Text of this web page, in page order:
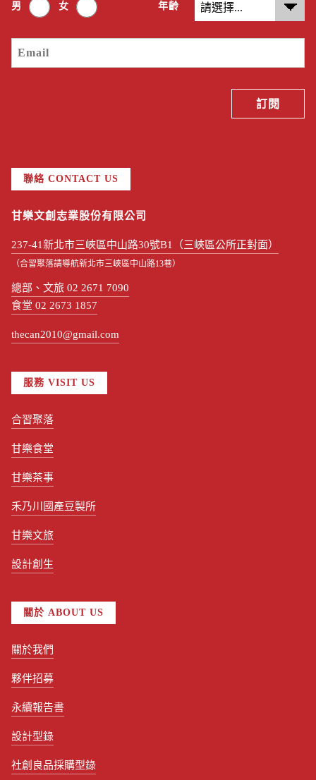
男 女 年齡
聯絡 CONTACT US
甘樂文創志業股份有限公司
237-41新北市三峽區中山路30號B1（三峽區公所正對面）
（合習聚落請導航新北市三峽區中山路13巷）
總部、文旅 02 2671 7090
食堂 02 2673 1857
thecan2010@gmail.com
服務 VISIT US
合習聚落
甘樂食堂
甘樂茶事
禾乃川國產豆製所
甘樂文旅
設計創生
關於 ABOUT US
關於我們
夥伴招募
永續報告書
設計型錄
社創良品採購型錄